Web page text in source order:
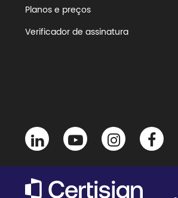
Planos e preços
Verificador de assinatura